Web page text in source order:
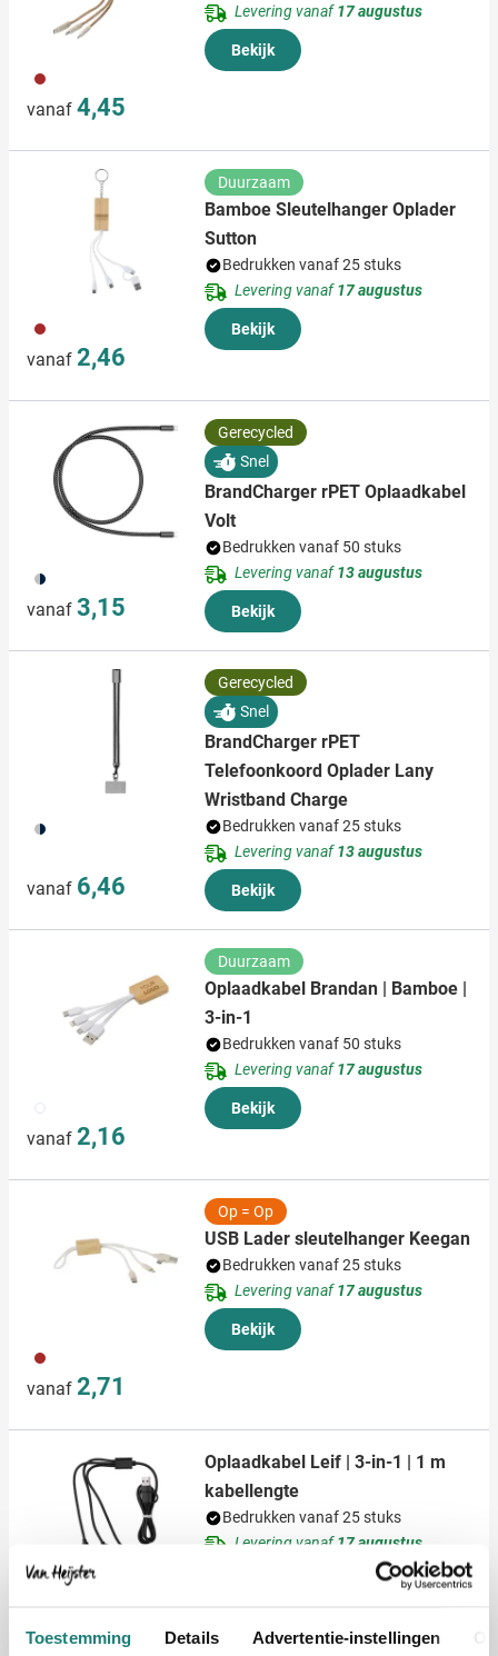
Toestemming Details Advertentie-instellingen
011
vanaf 4,45
Levering vanaf17 augustus
Bekijk
011
vanaf 2,46
Duurzaam
Bamboe Sleutelhanger Oplader
Sutton
Bedrukken vanaf 25 stuks
Levering vanaf17 augustus
Bekijk
411
vanaf 3,15
Gerecycled
Snel
BrandCharger rPET Oplaadkabel
Volt
Bedrukken vanaf 50 stuks
Levering vanaf13 augustus
Bekijk
411
vanaf 6,46
Gerecycled
Snel
BrandCharger rPET
Telefoonkoord Oplader Lany
Wristband Charge
Bedrukken vanaf 25 stuks
Levering vanaf13 augustus
Bekijk
002
vanaf 2,16
Duurzaam
Oplaadkabel Brandan | Bamboe |
3-in-1
Bedrukken vanaf 50 stuks
Levering vanaf17 augustus
Bekijk
011
vanaf 2,71
Op = Op
USB Lader sleutelhanger Keegan
Bedrukken vanaf 25 stuks
Levering vanaf17 augustus
Bekijk
vanaf 1,95
Oplaadkabel Leif | 3-in-1 | 1 m
kabellengte
Bedrukken vanaf 25 stuks
Levering vanaf17 augustus